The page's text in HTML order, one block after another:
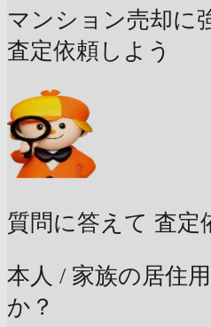
マンション売却に
査定依頼しよう
質問に答えて 査定
本人 / 家族の居住
か？